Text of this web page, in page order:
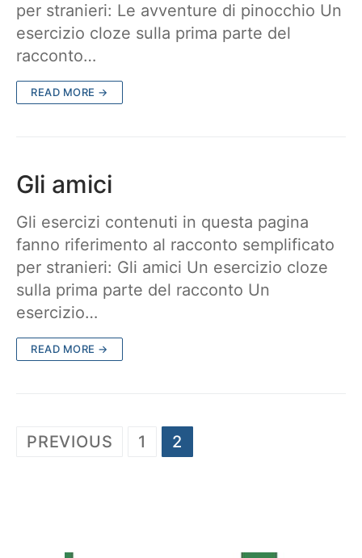
per stranieri: Le avventure di pinocchio Un
esercizio cloze sulla prima parte del
racconto…
READ MORE →
Gli amici
Gli esercizi contenuti in questa pagina
fanno riferimento al racconto semplificato
per stranieri: Gli amici Un esercizio cloze
sulla prima parte del racconto Un
esercizio…
READ MORE →
Posts
PREVIOUS 1 2